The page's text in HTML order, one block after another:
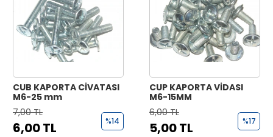
CUB KAPORTA CİVATASI
M6-25 mm
7,00 TL
6,00 TL %14
CUP KAPORTA VİDASI
M6-15MM
6,00 TL
5,00 TL %17